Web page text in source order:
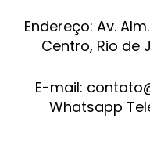
Endereço: Av.
Centro, Rio de
E-mail:
Whatsapp